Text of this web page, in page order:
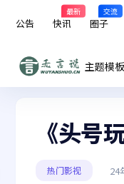
公告 快讯
最新
圈子
交流
主题模板
《头号
热门影视 24